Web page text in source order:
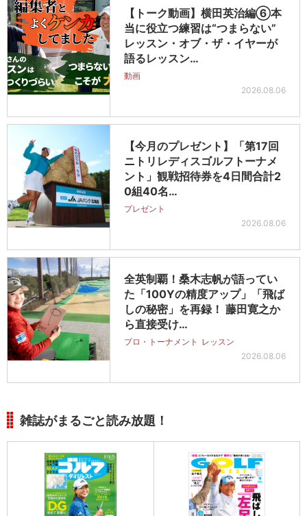
【トーク動画】横田英治編⑥本
当に役立つ練習は“つまらない”
レッスン・オブ・ザ・イヤーが
語るレッスン…
動画
2026.08.06
【今月のプレゼント】「第17回
ニトリレディスゴルフトーナメ
ント」観戦招待券を4日間合計2
0組40名…
プレゼント
2026.08.06
全英制覇！桑木志帆が語ってい
た「100Yの精度アップ」「飛ば
しの秘密」を再録！ 藤田寛之か
ら直接受け…
プロ・トーナメント レッスン
2026.08.06
雑誌がまるごと読み放題！